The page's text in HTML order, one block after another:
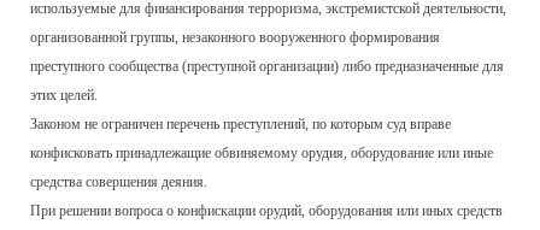
используемые для финансирования терроризма, экстремистской деятельности,
организованной группы, незаконного вооруженного формирования
преступного сообщества (преступной организации) либо предназначенные для
этих целей.
Законом не ограничен перечень преступлений, по которым суд вправе
конфисковать принадлежащие обвиняемому орудия, оборудование или иные
средства совершения деяния.
При решении вопроса о конфискации орудий, оборудования или иных средств